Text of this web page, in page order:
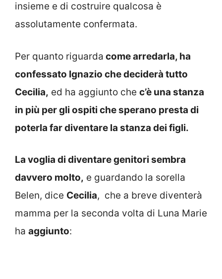
insieme e di costruire qualcosa è
assolutamente confermata.
Per quanto riguarda come arredarla, ha
confessato Ignazio che deciderà tutto
Cecilia, ed ha aggiunto che c’è una stanza
in più per gli ospiti che sperano presta di
poterla far diventare la stanza dei figli.
La voglia di diventare genitori sembra
davvero molto, e guardando la sorella
Belen, dice Cecilia, che a breve diventerà
mamma per la seconda volta di Luna Marie
ha aggiunto: